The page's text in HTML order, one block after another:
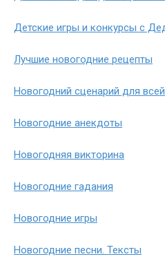
Детские игры и конкурсы с
Лучшие новогодние рецепты
Новогодний сценарий для
Новогодние анекдоты
Новогодняя викторина
Новогодние гадания
Новогодние игры
Новогодние песни. Тексты